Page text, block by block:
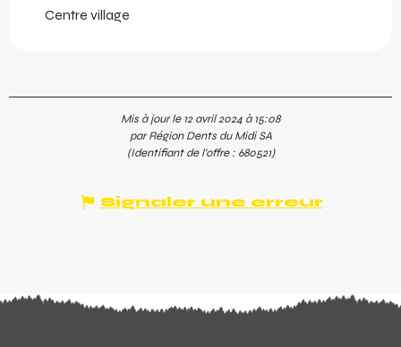
Centre village
Mis à jour le 12 avril 2024 à 15:08
par Région Dents du Midi SA
(Identifiant de l'offre : 680521)
Signaler une erreur